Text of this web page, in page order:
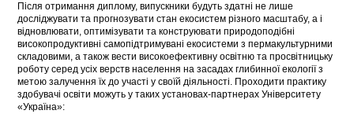
Після отримання диплому, випускники будуть здатні не лише
досліджувати та прогнозувати стан екосистем різного масштабу, а і
відновлювати, оптимізувати та конструювати природоподібні
високопродуктивні самопідтримувані екосистеми з пермакультурними
складовими, а також вести високоефективну освітню та просвітницьку
роботу серед усіх верств населення на засадах глибинної екології з
метою залучення їх до участі у своїй діяльності. Проходити практику
здобувачі освіти можуть у таких установах-партнерах Університету
«Україна»: